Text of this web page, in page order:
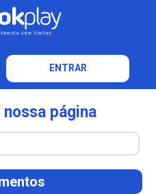
ENTRAR
página